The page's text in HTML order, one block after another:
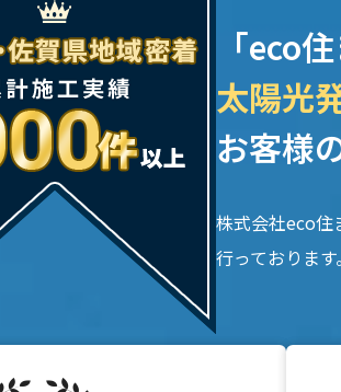
ての自分にも丁寧でわかりやくす、対応も
確認等もしっかりしていて、安心できます
剛
ago
この度のECO住まいる様との
いは、自宅に営業に来られた時です。
初は、また何の営業に来たのかなぁ〜と思い
私は電気代の高騰についてどうにかしたい
明については熱心に汗をかきながら丁寧に説
額な設備費になるので正直悩みましたが、蓄
の後の工事までの打ち合わせでも丁寧な対応
「eco
太陽光
お客様
株式会社eco住
行っておりま